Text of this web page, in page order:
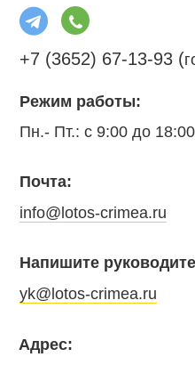
+7 (3652) 67-13-93 (
Режим работы:
Пн.- Пт.: с 9:00 до 18:00
Почта:
info@lotos-crimea.ru
Напишите
yk@lotos-crimea.ru
Адрес: